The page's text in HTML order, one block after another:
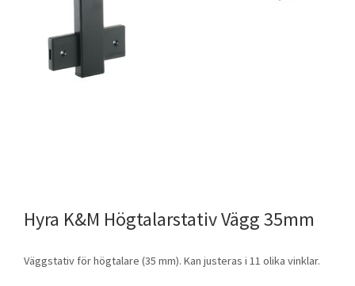
K&M Högtalarstativ Vägg 35mm
Väggstativ för högtalare (35 mm). Kan justeras i 11 olika vinklar.